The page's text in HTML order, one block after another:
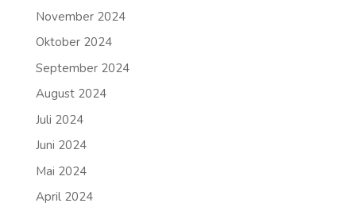
November 2024
Oktober 2024
September 2024
August 2024
Juli 2024
Juni 2024
Mai 2024
April 2024